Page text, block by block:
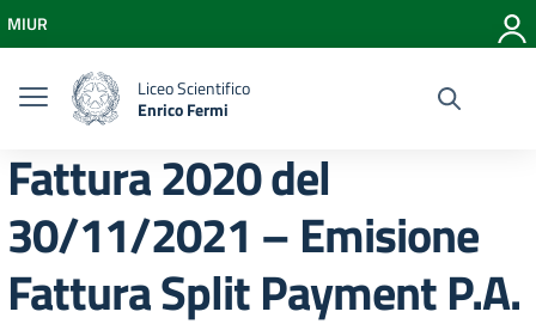
Vai al menu di navigazione
Vai al footer
MIUR
Liceo Scientifico
Enrico Fermi
Fattura 2020 del
30/11/2021 – Emisione
Fattura Split Payment P.A.